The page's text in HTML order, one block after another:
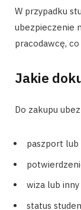
W przypadku
ubezpieczenie
pracodawcę,
Jakie
Do zakupu
paszport lub
wiza lub
status